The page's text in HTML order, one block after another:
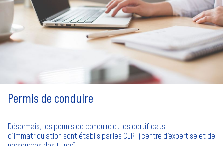
Permis de conduire
Désormais, les permis de conduire et les certificats
d'immatriculation sont établis par les CERT (centre d'expertise et de